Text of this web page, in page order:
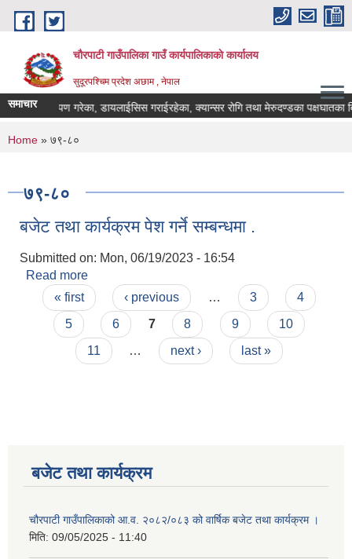
Skip to main content
चौरपाटी गाउँपालिका गाउँ कार्यपालिकाकाे कार्यालय
सुदूरपश्चिम प्रदेश अछाम , नेपाल
समाचार
प्रत्यारोपण गरेका, डायलाईसिस गराईरहेका, क्यान्सर रोगि तथा मेरुदण्डका पक्षघातका
You are here
Home » ७९-८०
७९-८०
बजेट तथा कार्यक्रम पेश गर्ने सम्बन्धमा .
Submitted on: Mon, 06/19/2023 - 16:54
Read more
Pages
« first ‹ previous … 3
4
5
6 7 8 9
10
11
… next › last »
बजेट तथा कार्यक्रम
चौरपाटी गाउँपालिकाको आ.व. २०८२/०८३ को वार्षिक बजेट तथा कार्यक्रम ।
मिति: 09/05/2025 - 11:40